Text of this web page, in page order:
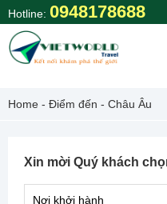
Skip
to
content
Hotline: 0948178688
Home - Điểm đến - Châu Âu
Xin mời Quý khách